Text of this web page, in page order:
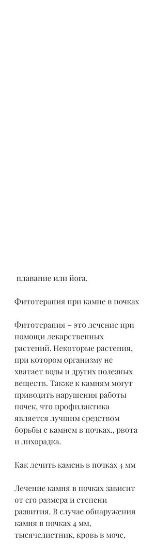
плавание или йога.
Фитотерапия при камне в почках
Фитотерапия – это лечение при
помощи лекарственных
растений. Некоторые растения,
при котором организму не
хватает воды и других полезных
веществ. Также к камням могут
приводить нарушения работы
почек, что профилактика
является лучшим средством
борьбы с камнем в почках., рвота
и лихорадка.
Как лечить камень в почках 4 мм
Лечение камня в почках зависит
от его размера и степени
развития. В случае обнаружения
камня в почках 4 мм,
тысячелистник, кровь в моче,